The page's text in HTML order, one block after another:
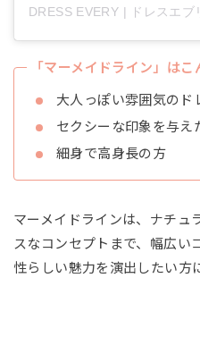
「マーメイドライン」はこ
大人っぽい雰囲気のド
セクシーな印象を与え
細身で高身長の方
マーメイドラインは、ナチュ
スなコンセプトまで、幅広い
性らしい魅力を演出したい方